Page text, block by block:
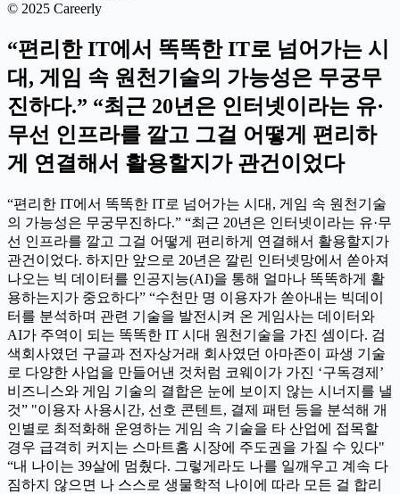
© 2025 Careerly
“편리한 IT에서 똑똑한 IT로 넘어가는 시
대, 게임 속 원천기술의 가능성은 무궁무
진하다.” “최근 20년은 인터넷이라는 유·
무선 인프라를 깔고 그걸 어떻게 편리하
게 연결해서 활용할지가 관건이었다
“편리한 IT에서 똑똑한 IT로 넘어가는 시대, 게임 속 원천기술
의 가능성은 무궁무진하다.” “최근 20년은 인터넷이라는 유·무
선 인프라를 깔고 그걸 어떻게 편리하게 연결해서 활용할지가
관건이었다. 하지만 앞으로 20년은 깔린 인터넷망에서 쏟아져
나오는 빅 데이터를 인공지능(AI)을 통해 얼마나 똑똑하게 활
용하는지가 중요하다” “수천만 명 이용자가 쏟아내는 빅데이
터를 분석하며 관련 기술을 발전시켜 온 게임사는 데이터와
AI가 주역이 되는 똑똑한 IT 시대 원천기술을 가진 셈이다. 검
색회사였던 구글과 전자상거래 회사였던 아마존이 파생 기술
로 다양한 사업을 만들어낸 것처럼 코웨이가 가진 ‘구독경제’
비즈니스와 게임 기술의 결합은 눈에 보이지 않는 시너지를 낼
것” "이용자 사용시간, 선호 콘텐트, 결제 패턴 등을 분석해 개
인별로 최적화해 운영하는 게임 속 기술을 타 산업에 접목할
경우 급격히 커지는 스마트홈 시장에 주도권을 가질 수 있다"
“내 나이는 39살에 멈췄다. 그렇게라도 나를 일깨우고 계속 다
짐하지 않으면 나 스스로 생물학적 나이에 따라 모든 걸 합리